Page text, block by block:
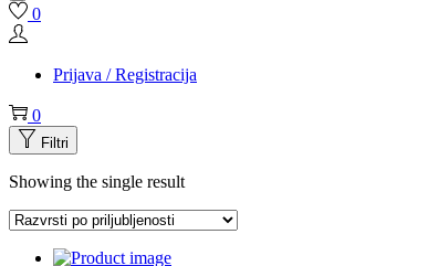
0
Prijava / Registracija
0
Filtri
Showing the single result